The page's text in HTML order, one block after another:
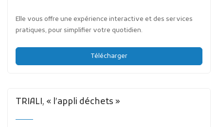
Elle vous offre une expérience interactive et des services
pratiques, pour simplifier votre quotidien.
Télécharger
TRIALI, « l’appli déchets »